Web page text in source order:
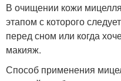
В очищении кожи
этапом с которого
перед сном или когда
макияж.
Способ применения